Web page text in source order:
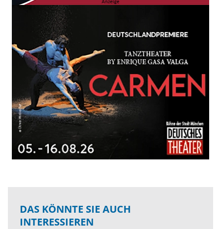
DAS KÖNNTE SIE AUCH
INTERESSIEREN